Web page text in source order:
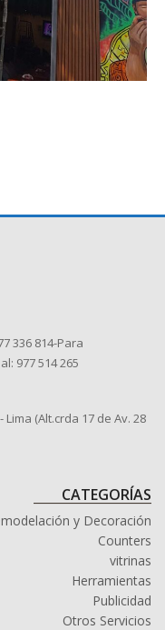
336 814-Para
977 514 265
(Alt.crda 17 de Av. 28
CATEGORÍAS
y Decoración
Counters
vitrinas
Herramientas
Publicidad
Otros Servicios